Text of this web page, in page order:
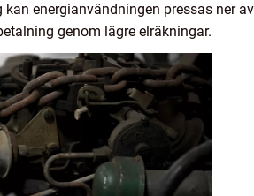
energianvändningen pressas ner
genom lägre elräkningar.